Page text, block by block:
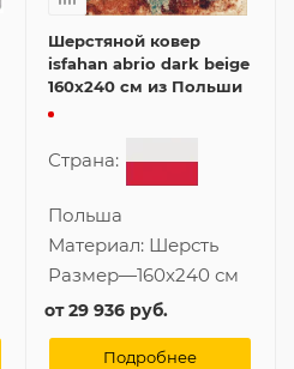
Шерстяной ковер
isfahan abrio dark beige
160x240 см из Польши
Страна:
Польша
Материал: Шерсть
Размер—160x240 см
от29 936 руб.
Подробнее